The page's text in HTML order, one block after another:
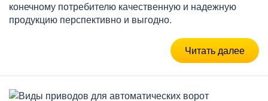
конечному потребителю качественную и надежную
продукцию перспективно и выгодно.
Читать далее